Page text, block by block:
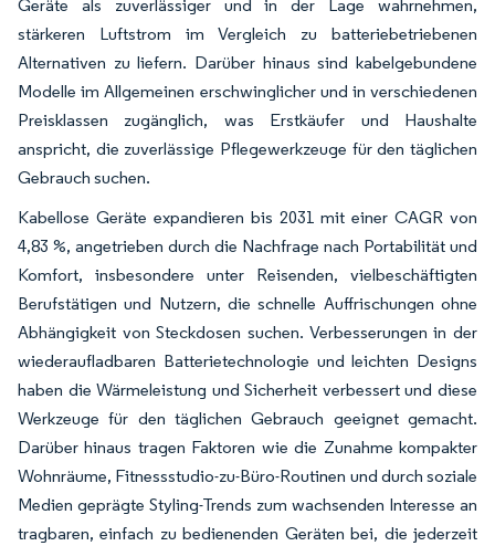
Geräte als zuverlässiger und in der Lage wahrnehmen,
stärkeren Luftstrom im Vergleich zu batteriebetriebenen
Alternativen zu liefern. Darüber hinaus sind kabelgebundene
Modelle im Allgemeinen erschwinglicher und in verschiedenen
Preisklassen zugänglich, was Erstkäufer und Haushalte
anspricht, die zuverlässige Pflegewerkzeuge für den täglichen
Gebrauch suchen.
Kabellose Geräte expandieren bis 2031 mit einer CAGR von
4,83 %, angetrieben durch die Nachfrage nach Portabilität und
Komfort, insbesondere unter Reisenden, vielbeschäftigten
Berufstätigen und Nutzern, die schnelle Auffrischungen ohne
Abhängigkeit von Steckdosen suchen. Verbesserungen in der
wiederaufladbaren Batterietechnologie und leichten Designs
haben die Wärmeleistung und Sicherheit verbessert und diese
Werkzeuge für den täglichen Gebrauch geeignet gemacht.
Darüber hinaus tragen Faktoren wie die Zunahme kompakter
Wohnräume, Fitnessstudio-zu-Büro-Routinen und durch soziale
Medien geprägte Styling-Trends zum wachsenden Interesse an
tragbaren, einfach zu bedienenden Geräten bei, die jederzeit